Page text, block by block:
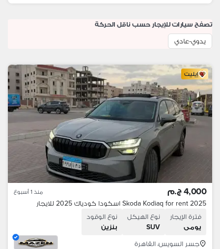
تصفح سيارات للإيجار حسب ناقل الحركة
يدوي-عادي
إيليت
4,000 ج.م منذ 1 أسبوع
Skoda Kodiaq for rent 2025 اسكودا كودياك 2025 للايجار
فترة الإيجار
يومى
نوع الهيكل
SUV
نوع الوقود
بنزين
جسر السويس، القاهرة